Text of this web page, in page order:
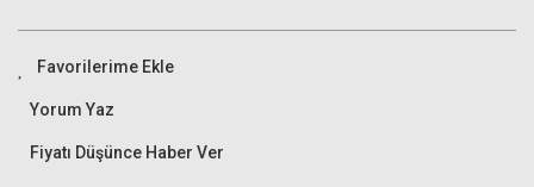
Yorum Yaz
Fiyatı Düşünce Haber Ver